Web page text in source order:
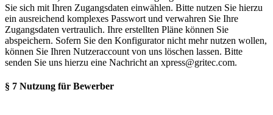
Sie sich mit Ihren Zugangsdaten einwählen. Bitte nutzen Sie hierzu
ein ausreichend komplexes Passwort und verwahren Sie Ihre
Zugangsdaten vertraulich. Ihre erstellten Pläne können Sie
abspeichern. Sofern Sie den Konfigurator nicht mehr nutzen wollen,
können Sie Ihren Nutzeraccount von uns löschen lassen. Bitte
senden Sie uns hierzu eine Nachricht an xpress@gritec.com.
§ 7 Nutzung für Bewerber